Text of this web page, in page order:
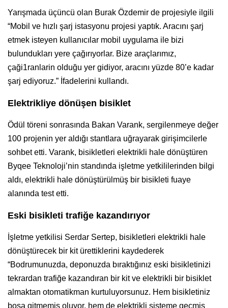
Yarışmada üçüncü olan Burak Özdemir de projesiyle ilgili
“Mobil ve hızlı şarj istasyonu projesi yaptık. Aracını şarj
etmek isteyen kullanıcılar mobil uygulama ile bizi
bulundukları yere çağırıyorlar. Bize araçlarımız,
çaği1ranlarin olduğu yer gidiyor, aracını yüzde 80’e kadar
şarj ediyoruz.” İfadelerini kullandı.
Elektrikliye dönüşen bisiklet
Ödül töreni sonrasında Bakan Varank, sergilenmeye değer
100 projenin yer aldığı stantlara uğrayarak girişimcilerle
sohbet etti. Varank, bisikletleri elektrikli hale dönüştüren
Byqee Teknoloji’nin standında işletme yetkililerinden bilgi
aldı, elektrikli hale dönüştürülmüş bir bisikleti fuaye
alanında test etti.
Eski bisikleti trafiğe kazandırıyor
İşletme yetkilisi Serdar Sertep, bisikletleri elektrikli hale
dönüştürecek bir kit ürettiklerini kaydederek
“Bodrumunuzda, deponuzda bıraktığınız eski bisikletinizi
tekrardan trafiğe kazandıran bir kit ve elektrikli bir bisiklet
almaktan otomatikman kurtuluyorsunuz. Hem bisikletiniz
boşa gitmemiş oluyor, hem de elektrikli sisteme geçmiş